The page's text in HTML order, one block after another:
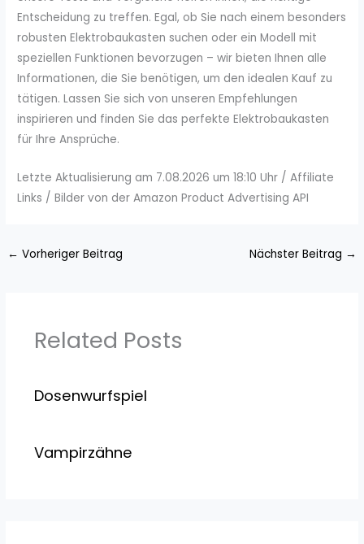
Entscheidung zu treffen. Egal, ob Sie nach einem besonders
robusten Elektrobaukasten suchen oder ein Modell mit
speziellen Funktionen bevorzugen – wir bieten Ihnen alle
Informationen, die Sie benötigen, um den idealen Kauf zu
tätigen. Lassen Sie sich von unseren Empfehlungen
inspirieren und finden Sie das perfekte Elektrobaukasten
für Ihre Ansprüche.
Letzte Aktualisierung am 7.08.2026 um 18:10 Uhr / Affiliate
Links / Bilder von der Amazon Product Advertising API
← Vorheriger Beitrag Nächster Beitrag →
Related Posts
Dosenwurfspiel
Vampirzähne